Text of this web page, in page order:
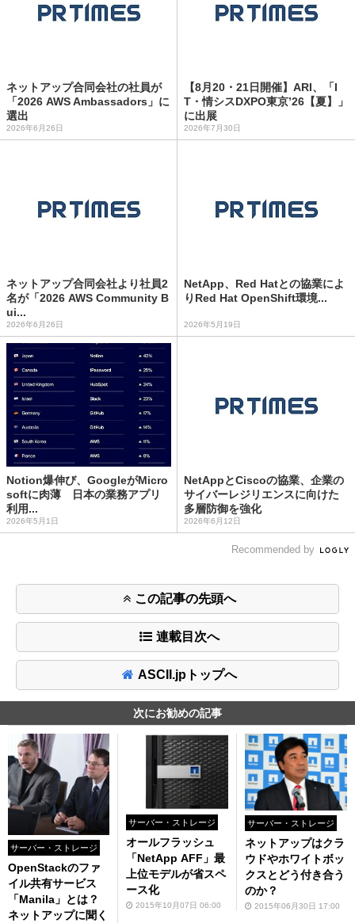
ネットアップ合同会社の社員が
「2026 AWS Ambassadors」に
選出
2026年6月26日
【8月20・21日開催】ARI、「I
T・情シスDXPO東京’26【夏】」
に出展
2026年7月30日
ネットアップ合同会社より社員2
名が「2026 AWS Community B
ui...
2026年6月26日
NetApp、Red Hatとの協業によ
りRed Hat OpenShift環境...
2026年5月19日
Notion爆伸び、GoogleがMicro
softに肉薄 日本の業務アプリ
利用...
2026年5月1日
NetAppとCiscoの協業、企業の
サイバーレジリエンスに向けた
多層防御を強化
2026年6月12日
Recommended by
この記事の先頭へ
連載目次へ
ASCII.jpトップへ
次にお勧めの記事
サーバー・ストレージ
OpenStackのファ
イル共有サービス
「Manila」とは？
ネットアップに聞く
サーバー・ストレージ
オールフラッシュ
「NetApp AFF」最
上位モデルが省スペ
ース化
2015年10月07日 06:00
サーバー・ストレージ
ネットアップはクラ
ウドやホワイトボッ
クスとどう付き合う
のか？
2015年06月30日 17:00